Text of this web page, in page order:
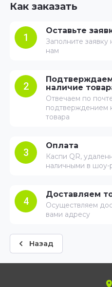
Как заказать
1
Оставьте
Заполните заявку
нам
2
наличие
Отвечаем по
подтверждением
товара
3
Оплата
Каспи QR,
наличными в шоу-
4
Доставляем
Осуществляем
вами адресу
Назад